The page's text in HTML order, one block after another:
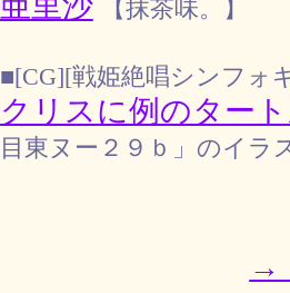
【抹茶味。】
■[CG][戦姫絶唱シンフォ
クリスに例のター
目東ヌー２９ｂ」のイラ
→